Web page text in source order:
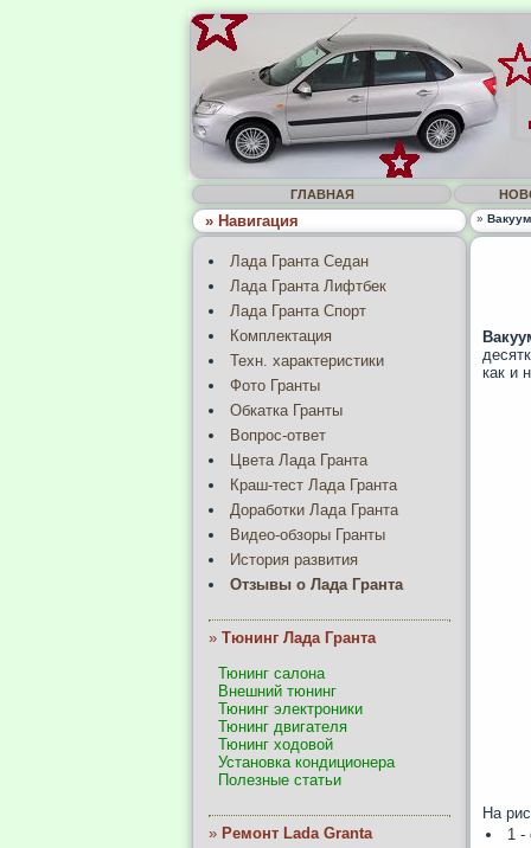
ГЛАВНАЯ
» Навигация »
Лада Гранта Седан
Лада Гранта Лифтбек
Лада Гранта Спорт
Комплектация
Техн. характеристики
Фото Гранты
Обкатка Гранты
Вопрос-ответ
Цвета Лада Гранта
Краш-тест Лада Гранта
Доработки Лада Гранта
Видео-обзоры Гранты
История развития
Отзывы о Лада Гранта
» Тюнинг Лада Гранта
Тюнинг салона
Внешний тюнинг
Тюнинг электроники
Тюнинг двигателя
Тюнинг ходовой
Установка кондиционера
Полезные статьи
» Ремонт Lada Granta
как и
На
1 -